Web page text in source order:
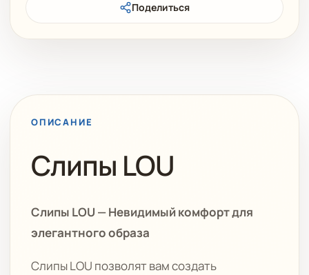
Поделиться
ОПИСАНИЕ
Слипы LOU
Слипы LOU — Невидимый комфорт для
элегантного образа
Слипы LOU позволят вам создать